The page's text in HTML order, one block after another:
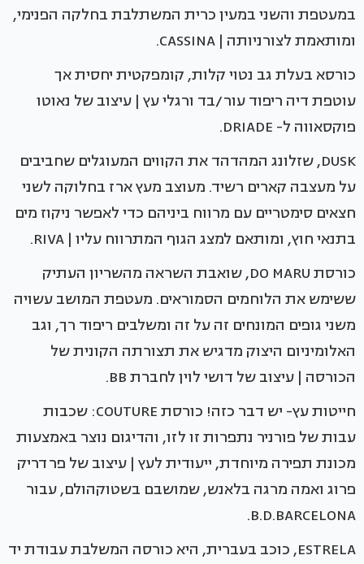
במעטפת והשני במעין כרית המשתלבת בחלקה הפנימי,
ומותאמת לצורניותה | CASSINA.
כורסא בעלת גב נטוי קלות, קומפקטית יחסית אך
עוטפת דיה ריפוד עור/בד ורגלי עץ | עיצוב של נאוטו
פוקסאווה ל- DRIADE.
DUSK, שזלונג המהדהד את הקווים המעוגלים שחביבים
על מעצבה קארים רשיד. מעוצב מעץ ארז בחלוקה לשני
חצאים סימטריים עם מרווח ביניהם כדי לאפשר ניקוז מים
בתנאי חוץ, ומותאם למצג הגוף המתרווח עליו | RIVA.
כורסת DO MARU, שואבת השראה מהשריון העתיק
ששימש את הלוחמים הסמוראים. מעטפת המושב עשויה
משני גופים המונחים זה על זה ומשלבים ריפוד רך, וגב
האלומיניום היצוק מדגיש את תצורתה הקונית של
הכורסה | עיצוב של דושי לוין לחברת BB.
חייטות עץ- יש דבר כזה! כורסת COUTURE: שכבות
עבות של פורניר נתפרות זו לזו, והדיגום נוצר באמצעות
מכונת תפירה מיוחדת, ייעודית לעץ | עיצוב של פרדריק
פרוג ואמה מרגה בלאנש, שמושבם בשטוקהולם, עבור
B.D.BARCELONA.
ESTRELA, כוכב בעברית, היא כורסה המשלבת עבודת יד